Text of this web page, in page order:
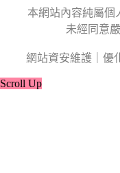
本網站內容純屬個
未經同意
網站資安維護｜優
Scroll Up